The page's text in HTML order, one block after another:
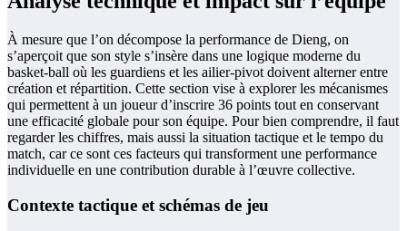
À mesure que l’on décompose la performance de Dieng, on
s’aperçoit que son style s’insère dans une logique moderne du
basket-ball où les guardiens et les ailier-pivot doivent alterner entre
création et répartition. Cette section vise à explorer les mécanismes
qui permettent à un joueur d’inscrire 36 points tout en conservant
une efficacité globale pour son équipe. Pour bien comprendre, il faut
regarder les chiffres, mais aussi la situation tactique et le tempo du
match, car ce sont ces facteurs qui transforment une performance
individuelle en une contribution durable à l’œuvre collective.
Contexte tactique et schémas de jeu